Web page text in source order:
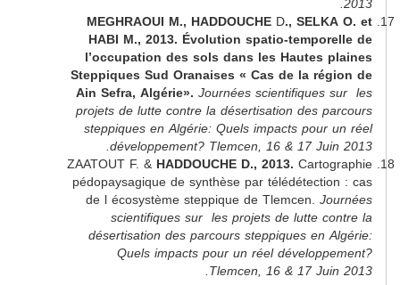
MEGHRAOUI M., HADDOUCHED .,
HABI M., 2013. Évolution spatio-
l’occupation des sols dans les
Steppiques Sud Oranaises « Cas de la
Ain Sefra, Algérie».Journées
projets de lutte contre la désertisation des
steppiques en Algérie: Quels impacts
développement? Tlemcen, 16 & 17
ZAATOUT F. &HADDOUCHE D., 2013.
pédopaysagique de synthèse par
de l écosystème steppique de Tlemcen.
scientifiques surles projets de lutte
désertisation des parcours steppiques
Quels impacts pour un réel
Tlemcen, 16 & 17